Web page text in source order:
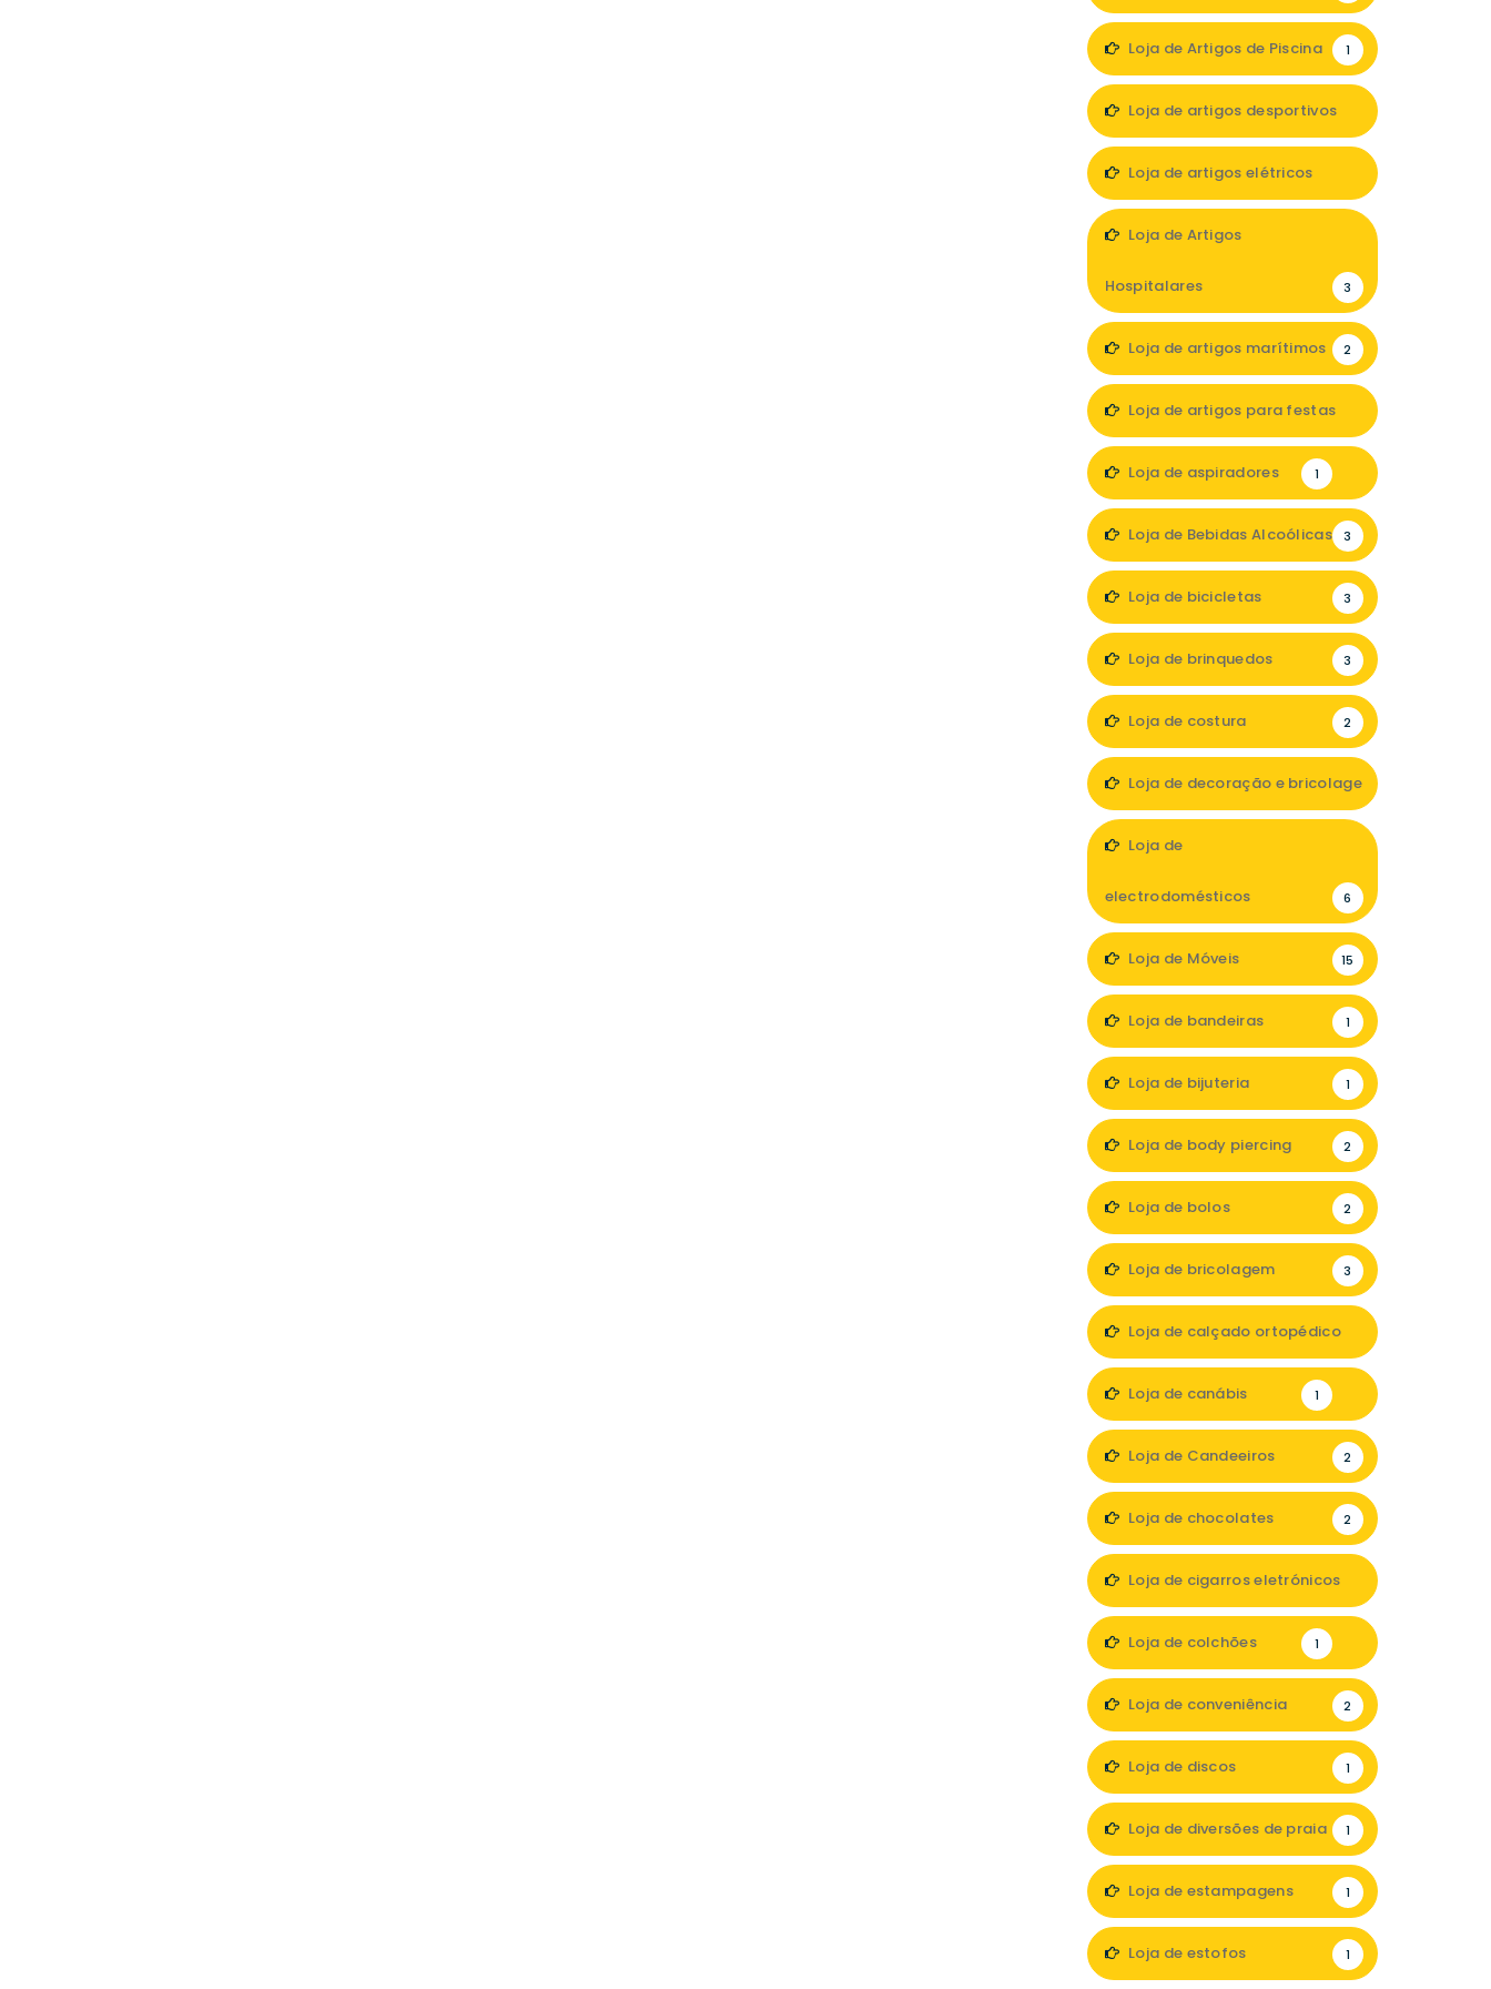
Loja de Artigos de Piscina 1
Loja de artigos desportivos
Loja de artigos elétricos
Loja de Artigos
Hospitalares 3
Loja de artigos marítimos 2
Loja de artigos para festas
Loja de aspiradores 1
Loja de Bebidas Alcoólicas 3
Loja de bicicletas 3
Loja de brinquedos 3
Loja de costura 2
Loja de decoração e bricolage
Loja de
electrodomésticos 6
Loja de Móveis 15
Loja de bandeiras 1
Loja de bijuteria 1
Loja de body piercing 2
Loja de bolos 2
Loja de bricolagem 3
Loja de calçado ortopédico
Loja de canábis 1
Loja de Candeeiros 2
Loja de chocolates 2
Loja de cigarros eletrónicos
Loja de colchões 1
Loja de conveniência 2
Loja de discos 1
Loja de diversões de praia 1
Loja de estampagens 1
Loja de estofos 1